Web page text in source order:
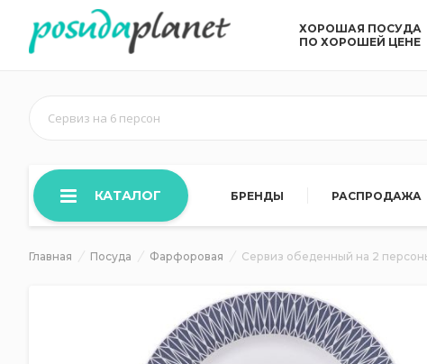
ХОРОШАЯ ПОСУДА
ПО ХОРОШЕЙ ЦЕНЕ
Сервиз на 6 персон
КАТАЛОГ БРЕНДЫ РАСПРОДАЖА
Главная Посуда Фарфоровая Сервиз обеденный на 2